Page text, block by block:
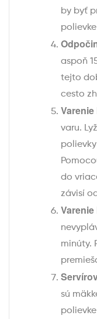
by byť
aspoň
tejto
cesto
varu.
do
závisí
minúty.
sú